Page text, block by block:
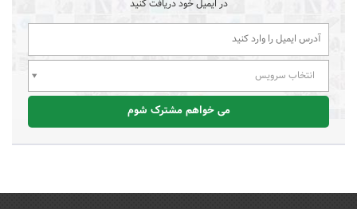
در ایمیل خود دریافت کنید
انتخاب سرویس
می خواهم مشترک شوم